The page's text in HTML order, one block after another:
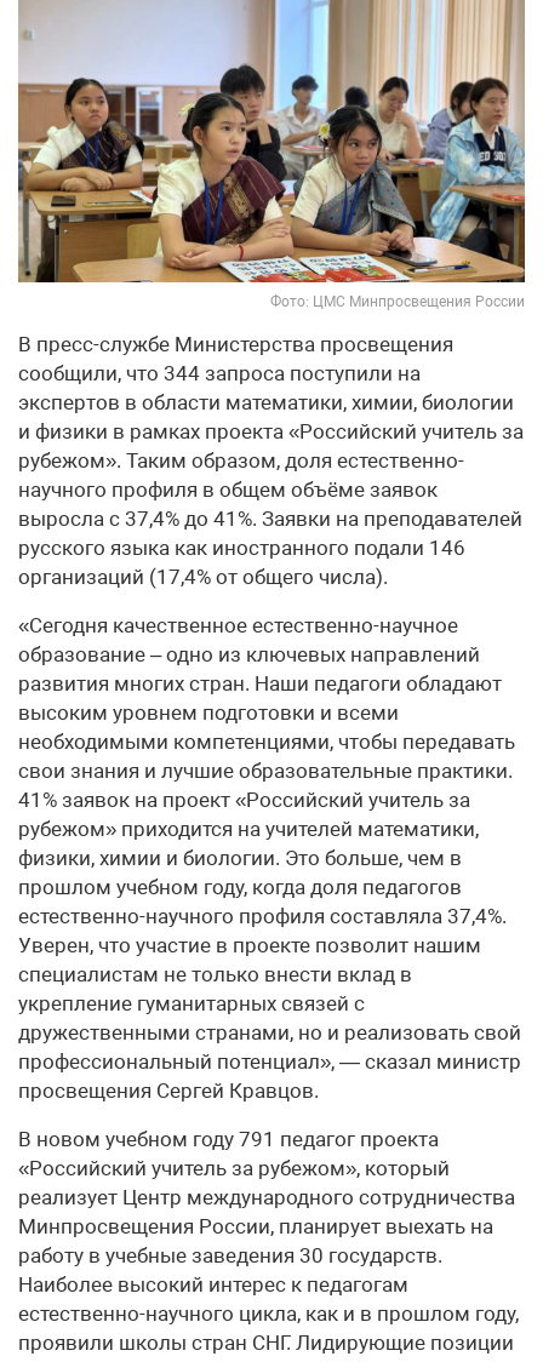
Фото: ЦМС Минпросвещения России
В пресс-службе Министерства просвещения
сообщили, что 344 запроса поступили на
экспертов в области математики, химии, биологии
и физики в рамках проекта «Российский учитель за
рубежом». Таким образом, доля естественно-
научного профиля в общем объёме заявок
выросла с 37,4% до 41%. Заявки на преподавателей
русского языка как иностранного подали 146
организаций (17,4% от общего числа).
«Сегодня качественное естественно-научное
образование – одно из ключевых направлений
развития многих стран. Наши педагоги обладают
высоким уровнем подготовки и всеми
необходимыми компетенциями, чтобы передавать
свои знания и лучшие образовательные практики.
41% заявок на проект «Российский учитель за
рубежом» приходится на учителей математики,
физики, химии и биологии. Это больше, чем в
прошлом учебном году, когда доля педагогов
естественно-научного профиля составляла 37,4%.
Уверен, что участие в проекте позволит нашим
специалистам не только внести вклад в
укрепление гуманитарных связей с
дружественными странами, но и реализовать свой
профессиональный потенциал», — сказал министр
просвещения Сергей Кравцов.
В новом учебном году 791 педагог проекта
«Российский учитель за рубежом», который
реализует Центр международного сотрудничества
Минпросвещения России, планирует выехать на
работу в учебные заведения 30 государств.
Наиболее высокий интерес к педагогам
естественно-научного цикла, как и в прошлом году,
проявили школы стран СНГ. Лидирующие позиции